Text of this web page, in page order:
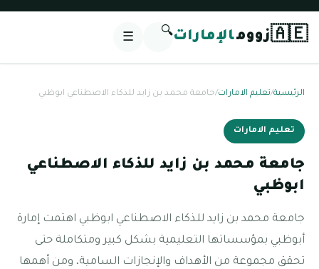
🇦🇪زوومالإمارات🔍
☰
الرئيسية/تعليم الامارات/جامعة محمد بن زايد للذكاء الاصطناعي ابوظبي
تعليم الامارات
جامعة محمد بن زايد للذكاء الاصطناعي
ابوظبي
جامعة محمد بن زايد للذكاء الاصطناعي ابوظبي اهتمت إمارة
أبوظبي بمؤسساتها التعليمية بشكل كبير ومتكاملة حتى
تحقق مجموعة من الأهداف والإنجازات السامية، ومن أهمها